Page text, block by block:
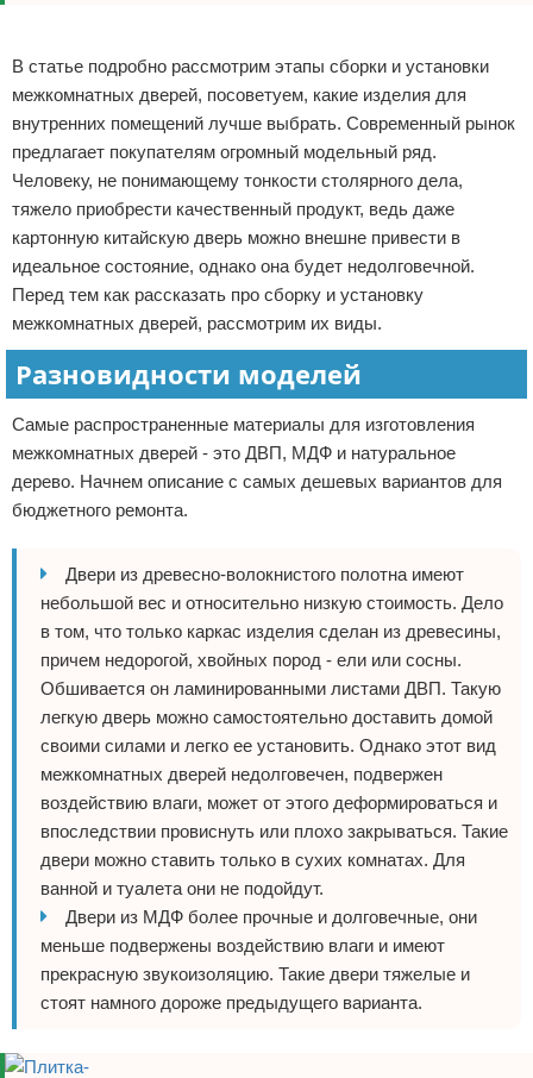
В статье подробно рассмотрим этапы сборки и установки
межкомнатных дверей, посоветуем, какие изделия для
внутренних помещений лучше выбрать. Современный рынок
предлагает покупателям огромный модельный ряд.
Человеку, не понимающему тонкости столярного дела,
тяжело приобрести качественный продукт, ведь даже
картонную китайскую дверь можно внешне привести в
идеальное состояние, однако она будет недолговечной.
Перед тем как рассказать про сборку и установку
межкомнатных дверей, рассмотрим их виды.
Разновидности моделей
Самые распространенные материалы для изготовления
межкомнатных дверей - это ДВП, МДФ и натуральное
дерево. Начнем описание с самых дешевых вариантов для
бюджетного ремонта.
Двери из древесно-волокнистого полотна имеют
небольшой вес и относительно низкую стоимость. Дело
в том, что только каркас изделия сделан из древесины,
причем недорогой, хвойных пород - ели или сосны.
Обшивается он ламинированными листами ДВП. Такую
легкую дверь можно самостоятельно доставить домой
своими силами и легко ее установить. Однако этот вид
межкомнатных дверей недолговечен, подвержен
воздействию влаги, может от этого деформироваться и
впоследствии провиснуть или плохо закрываться. Такие
двери можно ставить только в сухих комнатах. Для
ванной и туалета они не подойдут.
Двери из МДФ более прочные и долговечные, они
меньше подвержены воздействию влаги и имеют
прекрасную звукоизоляцию. Такие двери тяжелые и
стоят намного дороже предыдущего варианта.